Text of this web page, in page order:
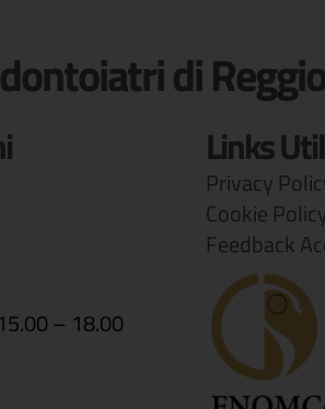
di
– 18.00
Links
Privacy
Cookie
Feedback